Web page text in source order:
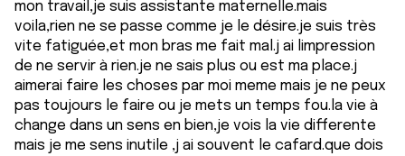
mon travail,je suis assistante maternelle.mais
voila,rien ne se passe comme je le désire.je suis très
vite fatiguée,et mon bras me fait mal.j ai limpression
de ne servir à rien.je ne sais plus ou est ma place.j
aimerai faire les choses par moi meme mais je ne peux
pas toujours le faire ou je mets un temps fou.la vie à
change dans un sens en bien,je vois la vie differente
mais je me sens inutile ,j ai souvent le cafard.que dois